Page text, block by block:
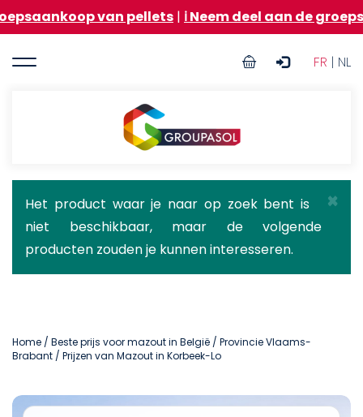
Overslaan
en
de
van pellets|ℹ️ Neem deel aan de
FR | NL
User
Groupasol
×
Statusbericht
Het product waar je naar op zoek bent is
niet beschikbaar, maar de volgende
producten zouden je kunnen interesseren.
Home / Beste prijs voor mazout in België / Provincie Vlaams-
Brabant / Prijzen van Mazout in Korbeek-Lo